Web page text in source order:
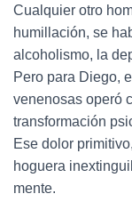
Cualquier otro
humillación, se
alcoholismo, la
Pero para Diego,
venenosas operó
transformación
Ese dolor
hoguera
mente.